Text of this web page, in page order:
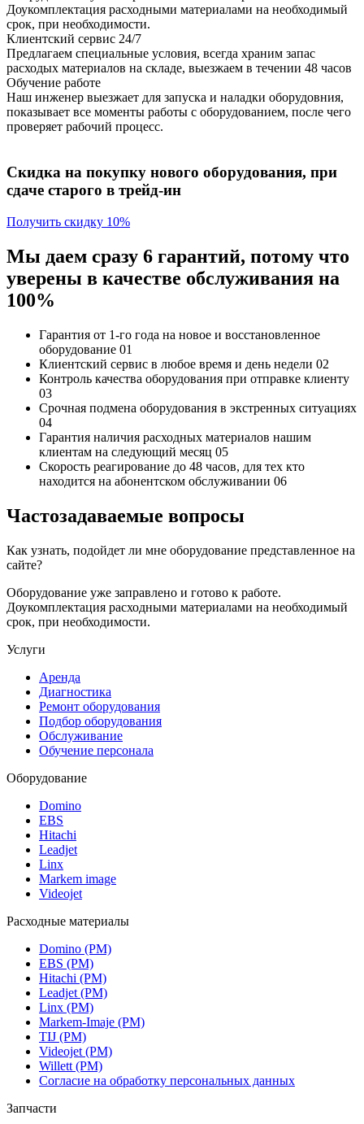
Доукомплектация расходными материалами на необходимый
срок, при необходимости.
Клиентский сервис 24/7
Предлагаем специальные условия, всегда храним запас
расходых материалов на складе, выезжаем в течении 48 часов
Обучение работе
Наш инженер выезжает для запуска и наладки оборудовния,
показывает все моменты работы с оборудованием, после чего
проверяет рабочий процесс.
Скидка на покупку нового оборудования, при
сдаче старого в трейд-ин
Получить скидку 10%
Мы даем сразу 6 гарантий, потому что
уверены в качестве обслуживания на
100%
Гарантия от 1-го года на новое и восстановленное
оборудование 01
Клиентский сервис в любое время и день недели 02
Контроль качества оборудования при отправке клиенту
03
Срочная подмена оборудования в экстренных ситуациях
04
Гарантия наличия расходных материалов нашим
клиентам на следующий месяц 05
Скорость реагирование до 48 часов, для тех кто
находится на абонентском обслуживании 06
Частозадаваемые вопросы
Как узнать, подойдет ли мне оборудование представленное на
сайте?
Оборудование уже заправлено и готово к работе.
Доукомплектация расходными материалами на необходимый
срок, при необходимости.
Услуги
Аренда
Диагностика
Ремонт оборудования
Подбор оборудования
Обслуживание
Обучение персонала
Оборудование
Domino
EBS
Hitachi
Leadjet
Linx
Markem image
Videojet
Расходные материалы
Domino (РМ)
EBS (РМ)
Hitachi (РМ)
Leadjet (РМ)
Linx (РМ)
Markem-Imaje (РМ)
TIJ (РМ)
Videojet (РМ)
Willett (РМ)
Согласие на обработку персональных данных
Запчасти